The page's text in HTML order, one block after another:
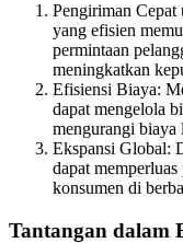
Pengiriman Cepat
yang efisien
permintaan
meningkatkan
Efisiensi Biaya:
dapat mengelola
mengurangi
Ekspansi Global:
dapat
konsumen di
Tantangan dalam